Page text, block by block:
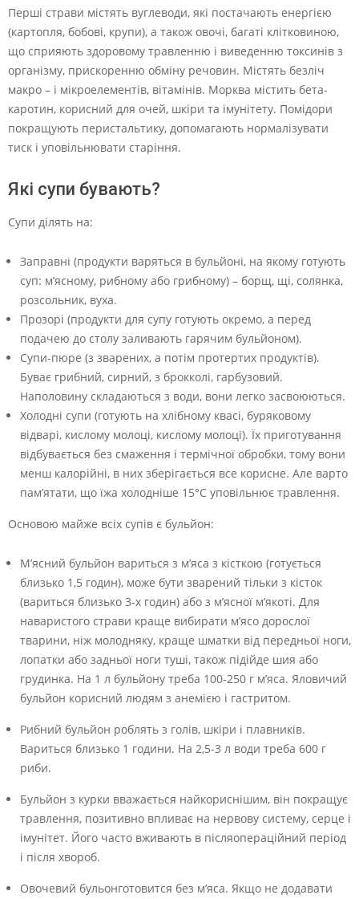
Перші страви містять вуглеводи, які постачають енергією
(картопля, бобові, крупи), а також овочі, багаті клітковиною,
що сприяють здоровому травленню і виведенню токсинів з
організму, прискоренню обміну речовин. Містять безліч
макро – і мікроелементів, вітамінів. Морква містить бета-
каротин, корисний для очей, шкіри та імунітету. Помідори
покращують перистальтику, допомагають нормалізувати
тиск і уповільнювати старіння.
Які супи бувають?
Супи ділять на:
Заправні (продукти варяться в бульйоні, на якому готують
суп: м’ясному, рибному або грибному) – борщ, щі, солянка,
розсольник, вуха.
Прозорі (продукти для супу готують окремо, а перед
подачею до столу заливають гарячим бульйоном).
Супи-пюре (з зварених, а потім протертих продуктів).
Буває грибний, сирний, з брокколі, гарбузовий.
Наполовину складаються з води, вони легко засвоюються.
Холодні супи (готують на хлібному квасі, буряковому
відварі, кислому молоці, кислому молоці). Їх приготування
відбувається без смаження і термічної обробки, тому вони
менш калорійні, в них зберігається все корисне. Але варто
пам’ятати, що їжа холодніше 15°C уповільнює травлення.
Основою майже всіх супів є бульйон:
М’ясний бульйон вариться з м’яса з кісткою (готується
близько 1,5 годин), може бути зварений тільки з кісток
(вариться близько 3-х годин) або з м’ясної м’якоті. Для
наваристого страви краще вибирати м’ясо дорослої
тварини, ніж молодняку, краще шматки від передньої ноги,
лопатки або задньої ноги туші, також підійде шия або
грудинка. На 1 л бульйону треба 100-250 г м’яса. Яловичий
бульйон корисний людям з анемією і гастритом.
Рибний бульйон роблять з голів, шкіри і плавників.
Вариться близько 1 години. На 2,5-3 л води треба 600 г
риби.
Бульйон з курки вважається найкориснішим, він покращує
травлення, позитивно впливає на нервову систему, серце і
імунітет. Його часто вживають в післяопераційний період
і після хвороб.
Овочевий бульонготовится без м’яса. Якщо не додавати